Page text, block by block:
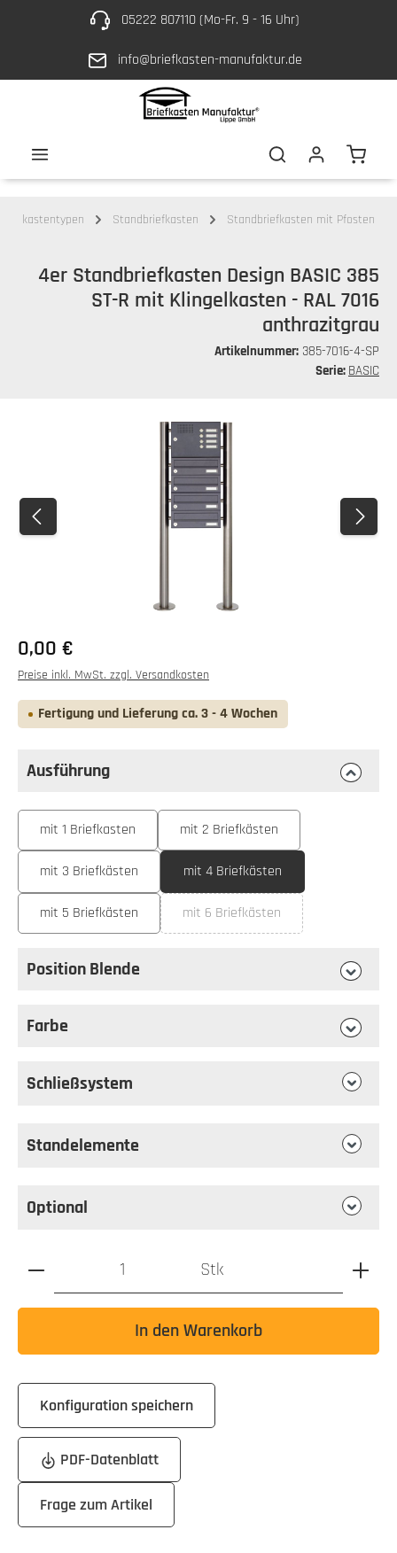
Zum Hauptinhalt springen05222 807110 (Mo-Fr. 9 - 16 Uhr)
info@briefkasten-manufaktur.de
Briefkastentypen Standbriefkasten Standbriefkasten mit Pfosten
4er Standbriefkasten Design BASIC 385
ST-R mit Klingelkasten - RAL 7016
anthrazitgrau
Artikelnummer: 385-7016-4-SP
Serie: BASIC
0,00 €
Preise inkl. MwSt. zzgl. Versandkosten
Fertigung und Lieferung ca. 3 - 4 Wochen
Ausführung
Ausführungauswählen
mit 1 Briefkasten mit 2 Briefkästen
mit 3 Briefkästen mit 4 Briefkästen
mit 5 Briefkästen mit 6 Briefkästen
(Diese Option ist zurzeit nicht
Position Blende
Farbe
Schließsystem
Standelemente
Optional
Produkt Anzahl: Gib den gewünschten Wert ein oder
Stk
In den Warenkorb
Konfiguration speichern
PDF-Datenblatt
Frage zum Artikel